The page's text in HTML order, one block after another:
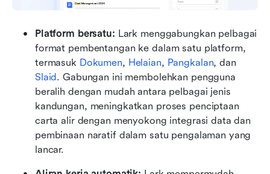
Platform bersatu: Lark menggabungkan pelbagai
format pembentangan ke dalam satu platform,
termasuk Dokumen, Helaian, Pangkalan
Slaid. Gabungan ini membolehkan pengguna
beralih dengan mudah antara pelbagai jenis
kandungan, meningkatkan proses penciptaan
carta alir dengan menyokong integrasi data dan
pembinaan naratif dalam satu pengalaman yang
lancar.